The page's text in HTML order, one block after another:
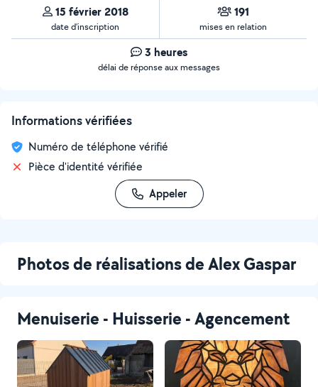
15 février 2018
date d’inscription
191
mises en relation
3 heures
délai de réponse aux messages
Informations vérifiées
Numéro de téléphone vérifié
Pièce d'identité vérifiée
Appeler
Photos de réalisations de Alex Gaspar
Menuiserie - Huisserie - Agencement